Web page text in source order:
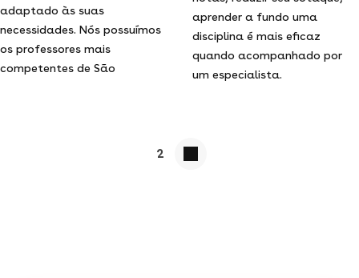
adaptado às suas
necessidades. Nós possuímos
os professores mais
competentes de São
aprender a fundo uma
disciplina é mais eficaz
quando acompanhado por
um especialista.
2